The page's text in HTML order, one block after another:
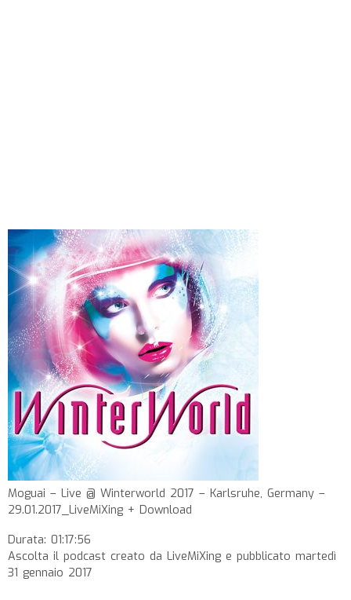
Moguai – Live @ Winterworld 2017 – Karlsruhe, Germany –
29.01.2017_LiveMiXing + Download
Durata: 01:17:56
Ascolta il podcast creato da LiveMiXing e pubblicato martedì
31 gennaio 2017